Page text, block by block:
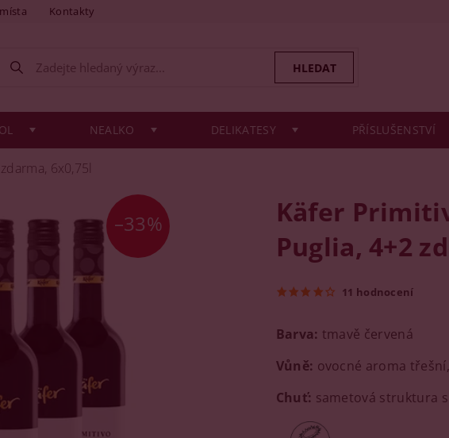
Kontakty
NEALKO DELIKATESY PŘÍSLUŠENSTVÍ
6x0,75l
–33%
Käfer
Puglia, 4+2
11 hodnocení
Barva: tmavě červená
Vůně: ovocné aroma
Chuť: sametová struktura